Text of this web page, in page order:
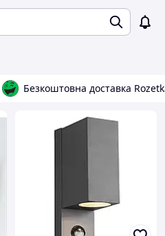
Безкоштовна доставка